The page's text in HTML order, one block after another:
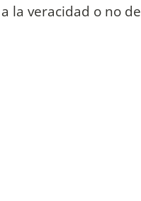
la veracidad o no de